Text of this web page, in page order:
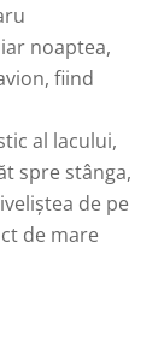
noaptea,
fiind
al lacului,
spre stânga,
de pe
de mare